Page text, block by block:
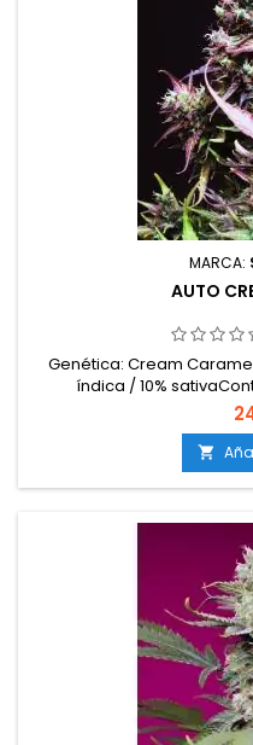
MARCA:
AUTO
Genética: Cream
índica / 10%
completo: 8 semanas
interior: 350-500 g/
g/plantaAltura: 60-100
exteriorAromas y
